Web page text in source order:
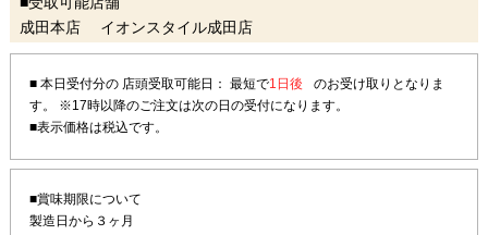
成田本店 イオンスタイル成田店
■ 本日受付分の 店頭受取可能日： 最短で1日後
のお受け取りとなりま
す。
※17時以降のご注文は次の日の受付になります。
■賞味期限について
製造日から３ヶ月